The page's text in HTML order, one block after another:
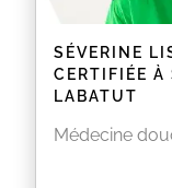
SÉVERINE
CERTIFIÉE À
LABATUT
Médecine